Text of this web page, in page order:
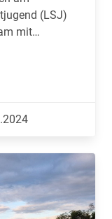
(LSJ)
mit…